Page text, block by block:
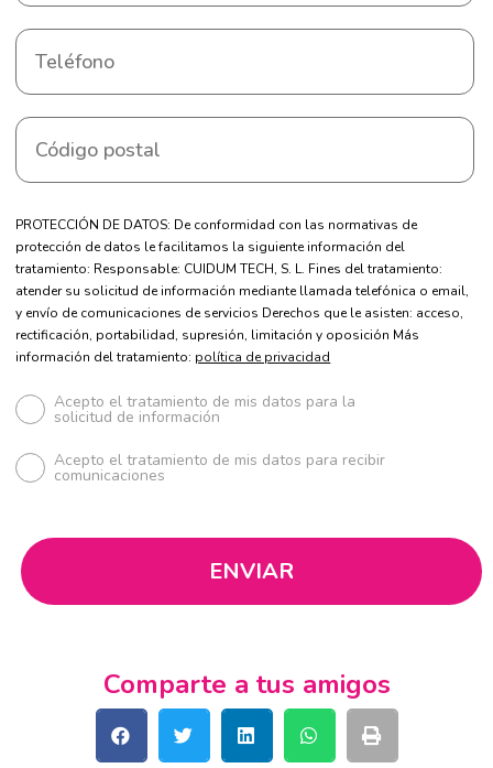
PROTECCIÓN DE DATOS: De conformidad con las normativas de
protección de datos le facilitamos la siguiente información del
tratamiento: Responsable: CUIDUM TECH, S. L. Fines del tratamiento:
atender su solicitud de información mediante llamada telefónica o email,
y envío de comunicaciones de servicios Derechos que le asisten: acceso,
rectificación, portabilidad, supresión, limitación y oposición Más
información del tratamiento: política de privacidad
Acepto el tratamiento de mis datos para la
solicitud de información
Acepto el tratamiento de mis datos para recibir
comunicaciones
Comparte a tus amigos